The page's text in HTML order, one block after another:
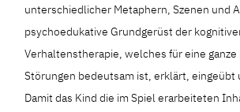
unterschiedlicher Metaphern, Szenen und
psychoedukative Grundgerüst der
Verhaltenstherapie, welches für eine ganze
Störungen bedeutsam ist, erklärt, eingeübt
Damit das Kind die im Spiel erarbeiteten